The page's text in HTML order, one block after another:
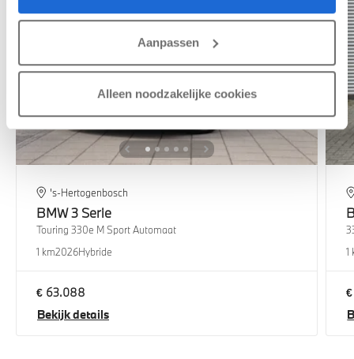
Aanpassen
Alleen noodzakelijke cookies
's-Hertogenbosch
BMW3 Serie
Touring 330e M Sport Automaat
1 km2026Hybride
€ 63.088
Bekijk details
1